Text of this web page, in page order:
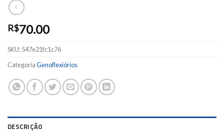
R$70.00
SKU:547e21fc1c76
CategoriaGenoflexiórios
DESCRIÇÃO